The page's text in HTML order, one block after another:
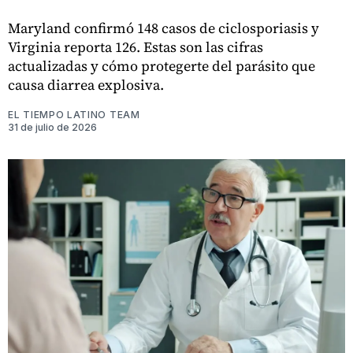
Maryland confirmó 148 casos de ciclosporiasis y
Virginia reporta 126. Estas son las cifras
actualizadas y cómo protegerte del parásito que
causa diarrea explosiva.
EL TIEMPO LATINO TEAM
31 de julio de 2026